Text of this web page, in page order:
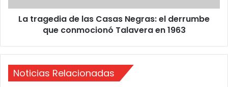
M
e
i
C
La tragedia de las Casas Negras: el derrumbe
que conmocionó Talavera en 1963
Noticias Relacionadas